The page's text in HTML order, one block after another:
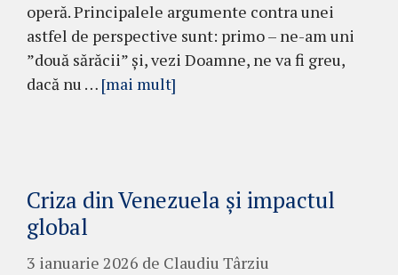
operă. Principalele argumente contra unei
astfel de perspective sunt: primo – ne-am uni
”două sărăcii” și, vezi Doamne, ne va fi greu,
dacă nu … [mai mult]
Criza din Venezuela și impactul
global
3 ianuarie 2026 de Claudiu Târziu